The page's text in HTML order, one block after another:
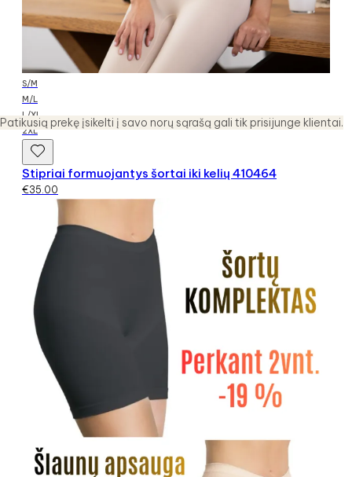
Patikusią prekę įsikelti į savo norų sąrašą gali tik prisijunge klientai.
S/M
M/L
L/XL
2XL
Stipriai formuojantys šortai iki kelių 410464
€35.00